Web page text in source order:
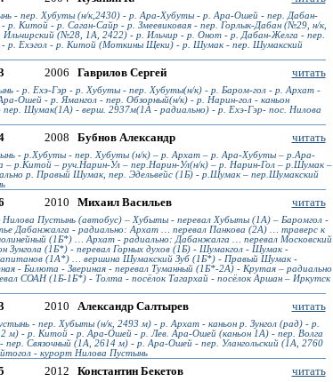
- пер. Хубуты (н/к,2430) - р. Ара-Хубуты - р. Ара-Ошей - пер. Дабан-
р. Китой - р. Саган-Сайр - р. Змеевиковая - пер. Горлык-Дабан (№29, н/к,
Ильчирский (№28, 1А, 2422) - р. Ильчир - р. Онот - р. Дабан-Желга - пер.
р. Ехэгол - р. Китой (Моткины Щеки) - р. Шумак - пер. Шумакский
2006 Гаврилов Сергей читать
- р. Ехэ-Гэр - р. Хубуты - пер. Хубуты(н/к) - р. Баром-гол - р. Архат -
Ошей - р. Ямангол - пер. Обзорный(н/к) - р. Нарин-гол - каньон
Шумак(1А) - верш. 2937м(1А - радиально) - р. Ехэ-Гэр- пос. Нилова
2008 Бубнов Александр читать
- р.Хубуты - пер. Хубуты (н/к) – р. Архат – р. Ара-Хубуты – р.Ара-
р.Китой – руч.Нарин-Ул – пер.Нарин-Ул(н/к) – р. Нарин-Гол – р.Шумак –
р. Правый Шумак, пер. Эдельвейс (1Б) - р.Шумак – пер.Шумакский
2010 Михаил Васильев читать
Нилова Пустынь (автобус) – Хубыты - перевал Хубыты (1А) – Баромгол -
Дабанжалга - радиально: Архат … перевал Панкова (2А) … траверс к
(1Б*) … Архат - радиально: Дабанжалга … перевал Московский
Зунгола (1Б*) - перевал Горных духов (1Б) - Шумакгол - Шумак -
капитанов (1А*) … вершина Шумакский Зуб (1Б*) - Правый Шумак -
- Билюта - Звериная - перевал Туманный (1Б*-2А) - Крутая – радиально
СОАН (1Б-1Б*) - Толта - посёлок Тагархай - посёлок Аршан – Иркутск
2010 Александр Салтырев читать
- пер. Хубыты (н/к, 2493 м) - р. Архат - каньон р. Зунгол (рад) - р.
м) - р. Китой - р. Ара-Ошей - р. Лев. Ара-Ошей (каньон 1А) - пер. Волга
Связочный (1А, 2614 м) - р. Ара-Ошей - пер. Улангольский (1А, 2760
- курорт Нилова Пустынь
2012 Константин Бекетов читать